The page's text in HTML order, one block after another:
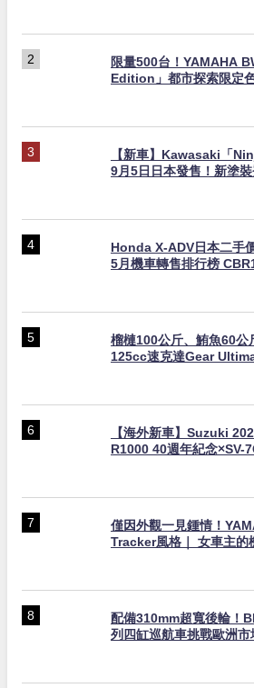
限量500台！YAMAHA
Edition」都市探索限定
【新車】Kawasaki「
9月5日日本發售！新塗
Honda X-ADV日本二手
5月機車轉售排行榜
榴槤100公斤、鮪魚60公
125cc速克達Gear
【海外新車】Suzuki
R1000 40週年紀念×SV-
僅因外觀一見鍾情！
Tracker風格｜ 女車主的
配備310mm超寬後輪！
列四缸巡航車挑戰歐洲市